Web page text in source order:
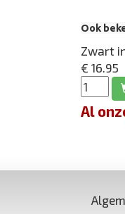
Ook
Zwart
€ 16.95
Al